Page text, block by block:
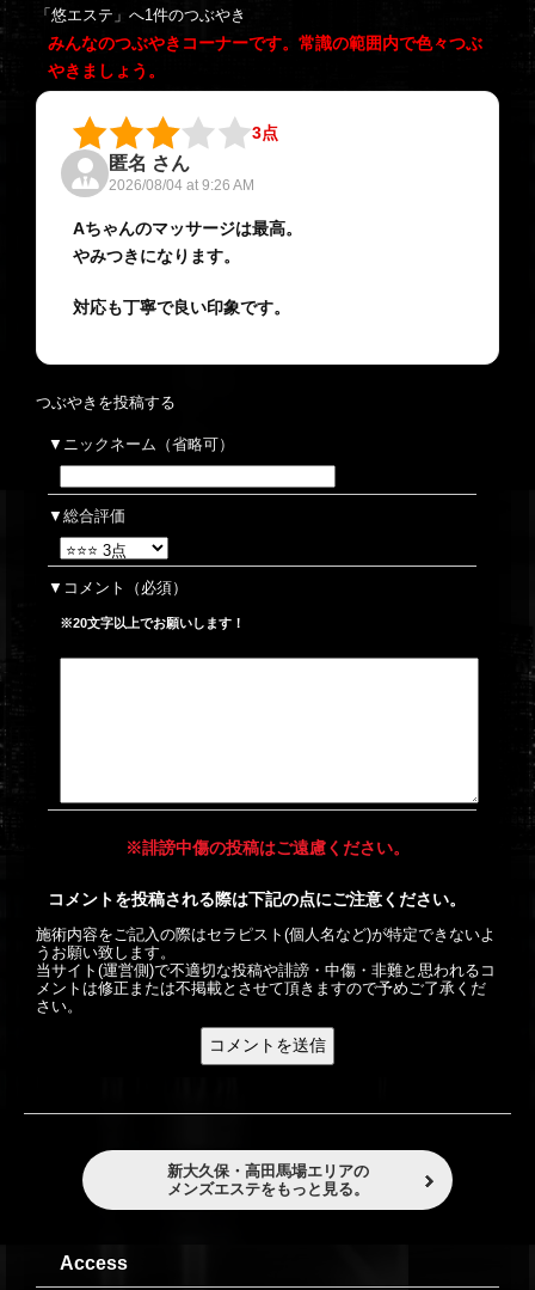
「悠エステ」へ1件のつぶやき
みんなのつぶやきコーナーです。常識の範囲内で色々つぶ
やきましょう。
3点
匿名 さん
2026/08/04 at 9:26 AM
Aちゃんのマッサージは最高。
やみつきになります。
対応も丁寧で良い印象です。
つぶやきを投稿する
ニックネーム（省略可）
総合評価
コメント （必須）
※20文字以上でお願いします！
※誹謗中傷の投稿はご遠慮ください。
コメントを投稿される際は下記の点にご注意ください。
施術内容をご記入の際はセラピスト(個人名など)が特定できないよ
うお願い致します。
当サイト(運営側)で不適切な投稿や誹謗・中傷・非難と思われるコ
メントは修正または不掲載とさせて頂きますので予めご了承くだ
さい。
新大久保・高田馬場エリアの
メンズエステをもっと見る。
Access